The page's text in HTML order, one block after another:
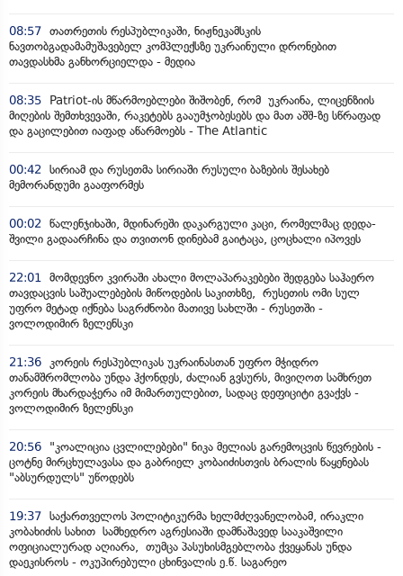
08:57 თათრეთის რესპუბლიკაში, ნიჟნეკამსკის
ნავთობგადამამუშავებელ კომპლექსზე უკრაინული დრონებით
თავდასხმა განხორციელდა - მედია
08:35
Patriot-ის მწარმოებლები შიშობენ, რომ უკრაინა, ლიცენზიის
მიღების შემთხვევაში, რაკეტებს გააუმჯობესებს და მათ აშშ-ზე სწრაფად
და გაცილებით იაფად აწარმოებს - The Atlantic
00:42
სირიამ და რუსეთმა სირიაში რუსული ბაზების შესახებ
მემორანდუმი გააფორმეს
00:02
წალენჯიხაში, მდინარეში დაკარგული კაცი, რომელმაც დედა-
შვილი გადაარჩინა და თვითონ დინებამ გაიტაცა, ცოცხალი იპოვეს
22:01
მომდევნო კვირაში ახალი მოლაპარაკებები შედგება საჰაერო
თავდაცვის საშუალებების მიწოდების საკითხზე, რუსეთის ომი სულ
უფრო მეტად იქნება საგრძნობი მათივე სახლში - რუსეთში -
ვოლოდიმირ ზელენსკი
21:36
კორეის რესპუბლიკას უკრაინასთან უფრო მჭიდრო
თანამშრომლობა უნდა ჰქონდეს, ძალიან გვსურს, მივიღოთ სამხრეთ
კორეის მხარდაჭერა იმ მიმართულებით, სადაც დეფიციტი გვაქვს -
ვოლოდიმირ ზელენსკი
20:56
"კოალიცია ცვლილებები" ნიკა მელიას გარემოცვის წევრების -
ცოტნე მირცხულავასა და გაბრიელ კობაიძისთვის ბრალის წაყენებას
"აბსურდულს" უწოდებს
19:37 საქართველოს პოლიტიკურმა ხელმძღვანელობამ, ირაკლი
კობახიძის სახით სამხედრო აგრესიაში დამნაშავედ სააკაშვილი
ოფიციალურად აღიარა, თუმცა პასუხისმგებლობა ქვეყანას უნდა
დაეკისროს - ოკუპირებული ცხინვალის ე.წ. საგარეო